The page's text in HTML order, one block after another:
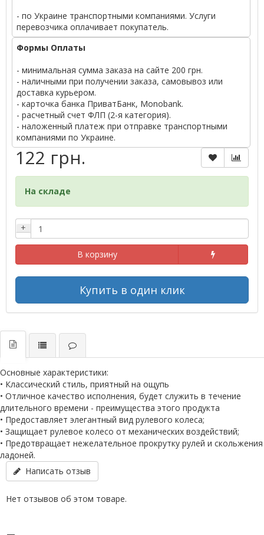
- по Украине транспортными компаниями. Услуги
перевозчика оплачивает покупатель.
Формы Оплаты
- минимальная сумма заказа на сайте 200 грн.
- наличными при получении заказа, самовывоз или
доставка курьером.
- карточка банка ПриватБанк, Monobank.
- расчетный счет ФЛП (2-я категория).
- наложенный платеж при отправке транспортными
компаниями по Украине.
122 грн.
На складе
+
В корзину
Купить в один клик
Основные характеристики:
• Классический стиль, приятный на ощупь
• Отличное качество исполнения, будет служить в течение
длительного времени - преимущества этого продукта
• Предоставляет элегантный вид рулевого колеса;
• Защищает рулевое колесо от механических воздействий;
• Предотвращает нежелательное прокрутку рулей и скольжения
ладоней.
Написать отзыв
Нет отзывов об этом товаре.